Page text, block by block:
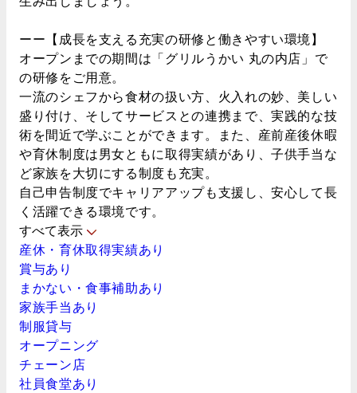
ーー【成長を支える充実の研修と働きやすい環境】
オープンまでの期間は「グリルうかい 丸の内店」で
の研修をご用意。
一流のシェフから食材の扱い方、火入れの妙、美しい
盛り付け、そしてサービスとの連携まで、実践的な技
術を間近で学ぶことができます。また、産前産後休暇
や育休制度は男女ともに取得実績があり、子供手当な
ど家族を大切にする制度も充実。
自己申告制度でキャリアアップも支援し、安心して長
く活躍できる環境です。
すべて表示
産休・育休取得実績あり
賞与あり
まかない・食事補助あり
家族手当あり
制服貸与
オープニング
チェーン店
社員食堂あり